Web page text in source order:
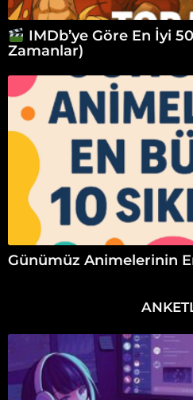
IMDb’ye Göre En İyi
Zamanlar)
Günümüz Animelerinin